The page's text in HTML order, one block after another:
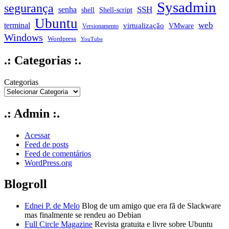
segurança senha shell Shell-script SSH Sysadmin
terminal Ubuntu Versionamento virtualização VMware web
Windows Wordpress YouTube
.: Categorias :.
Categorias
.: Admin :.
Acessar
Feed de posts
Feed de comentários
WordPress.org
Blogroll
Ednei P. de Melo Blog de um amigo que era fã de Slackware
mas finalmente se rendeu ao Debian
Full Circle Magazine Revista gratuita e livre sobre Ubuntu